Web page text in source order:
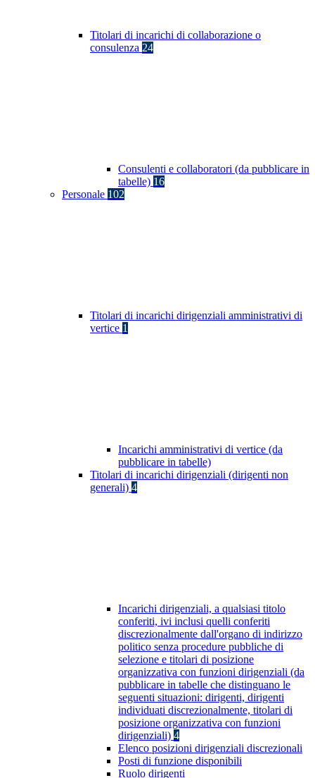
Titolari di incarichi di collaborazione o
consulenza 24
Consulenti e collaboratori (da pubblicare in
tabelle) 16
Personale 102
Titolari di incarichi dirigenziali amministrativi di
vertice 1
Incarichi amministrativi di vertice (da
pubblicare in tabelle)
Titolari di incarichi dirigenziali (dirigenti non
generali) 4
Incarichi dirigenziali, a qualsiasi titolo
conferiti, ivi inclusi quelli conferiti
discrezionalmente dall'organo di indirizzo
politico senza procedure pubbliche di
selezione e titolari di posizione
organizzativa con funzioni dirigenziali (da
pubblicare in tabelle che distinguano le
seguenti situazioni: dirigenti, dirigenti
individuati discrezionalmente, titolari di
posizione organizzativa con funzioni
dirigenziali) 4
Elenco posizioni dirigenziali discrezionali
Posti di funzione disponibili
Ruolo dirigenti